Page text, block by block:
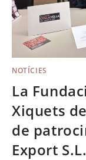
NOTÍCIES
La
Xiquets
de
Export S.L.